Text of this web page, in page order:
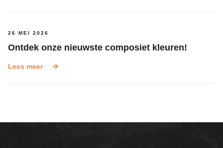
26 MEI 2026
Ontdek onze nieuwste composiet kleuren!
Lees meer